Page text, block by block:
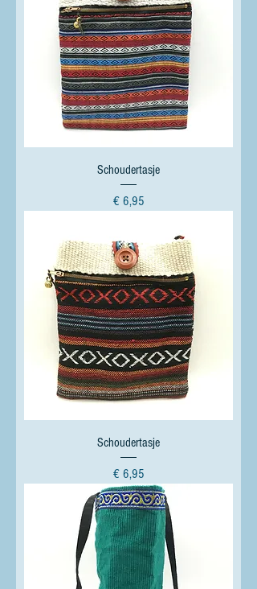
Schoudertasje
Prijs
€ 6,95
Schoudertasje
Prijs
€ 6,95